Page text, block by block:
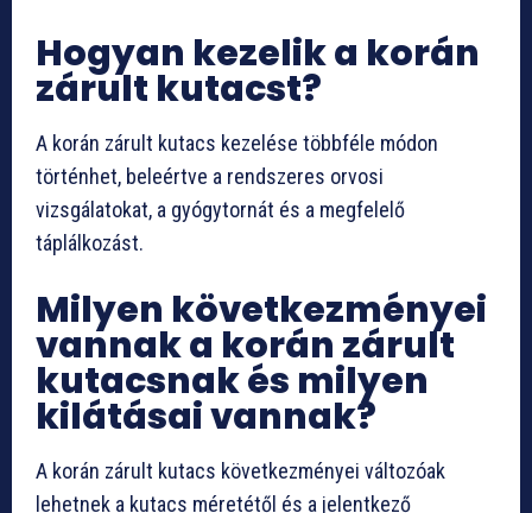
Hogyan kezelik a korán
zárult kutacst?
A korán zárult kutacs kezelése többféle módon
történhet, beleértve a rendszeres orvosi
vizsgálatokat, a gyógytornát és a megfelelő
táplálkozást.
Milyen következményei
vannak a korán zárult
kutacsnak és milyen
kilátásai vannak?
A korán zárult kutacs következményei változóak
lehetnek a kutacs méretétől és a jelentkező